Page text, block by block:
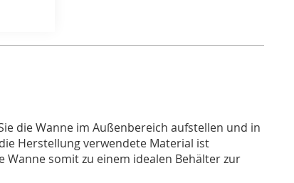
die Wanne im Außenbereich aufstellen und in
Herstellung verwendete Material ist
somit zu einem idealen Behälter zur